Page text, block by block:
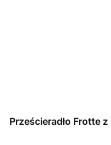
Prześcieradło Frotte